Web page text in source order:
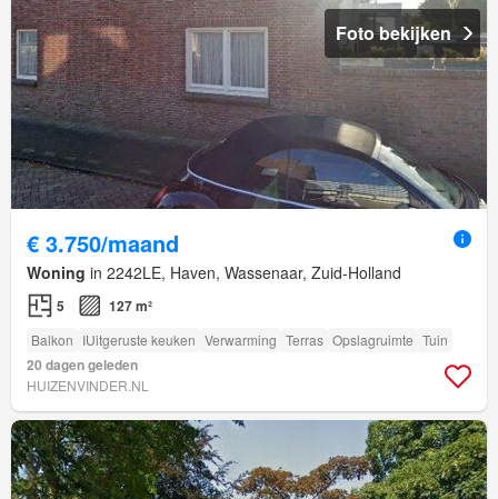
Foto bekijken
€ 3.750/maand
Woning in 2242LE, Haven, Wassenaar, Zuid-Holland
5 127 m²
Balkon IUitgeruste keuken Verwarming Terras Opslagruimte Tuin
20 dagen geleden
HUIZENVINDER.NL